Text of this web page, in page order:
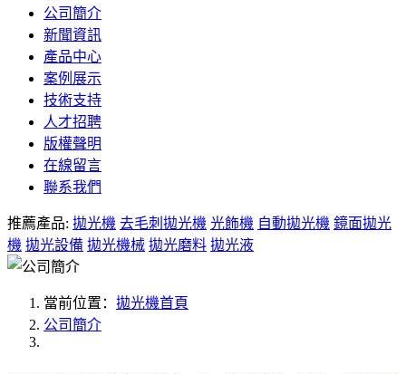
公司簡介
新聞資訊
產品中心
案例展示
技術支持
人才招聘
版權聲明
在線留言
聯系我們
推薦產品: 拋光機 去毛刺拋光機 光飾機 自動拋光機 鏡面拋光
機 拋光設備 拋光機械 拋光磨料 拋光液
當前位置： 拋光機首頁
公司簡介